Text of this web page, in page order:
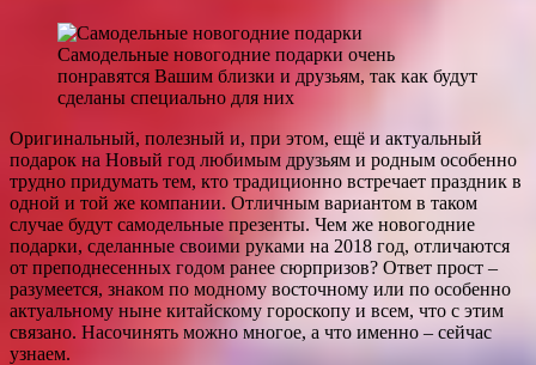
Самодельные новогодние подарки очень
понравятся Вашим близки и друзьям, так как будут
сделаны специально для них
Оригинальный, полезный и, при этом, ещё и актуальный
подарок на Новый год любимым друзьям и родным особенно
трудно придумать тем, кто традиционно встречает праздник в
одной и той же компании. Отличным вариантом в таком
случае будут самодельные презенты. Чем же новогодние
подарки, сделанные своими руками на 2018 год, отличаются
от преподнесенных годом ранее сюрпризов? Ответ прост –
разумеется, знаком по модному восточному или по особенно
актуальному ныне китайскому гороскопу и всем, что с этим
связано. Насочинять можно многое, а что именно – сейчас
узнаем.